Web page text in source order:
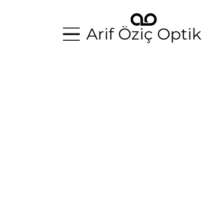
Arif Öziç Optik
Arif Öziç Optik